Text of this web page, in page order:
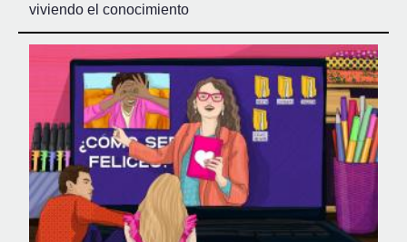
viviendo el conocimiento